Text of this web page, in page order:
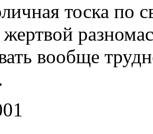
тоска по
вообще